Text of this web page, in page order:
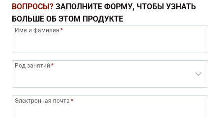
ВОПРОСЫ? ЗАПОЛНИТЕ ФОРМУ, ЧТОБЫ УЗНАТЬ
БОЛЬШЕ ОБ ЭТОМ ПРОДУКТЕ
Имя и фамилия *
Род занятий *
Электронная почта *